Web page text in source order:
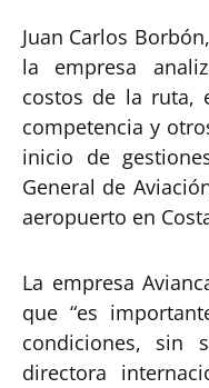
Juan Carlos
la empresa
costos de la ruta,
competencia y
inicio de
General de
aeropuerto en
La empresa
que “es
condiciones, sin
directora